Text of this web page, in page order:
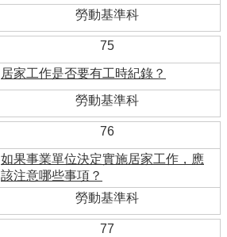
勞動基準科
75
居家工作是否要有工時紀錄？
勞動基準科
76
如果事業單位決定實施居家工作，應
該注意哪些事項？
勞動基準科
77